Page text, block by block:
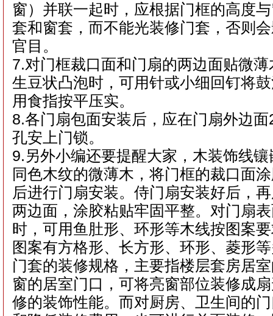
窗）并联一起时，应根据门框的高度
套和窗套，而不能光装修门套，否则
官目。
7.对门框裁口面和门扇的两边面贴微
生豆状凸泡时，可用针或小细回钉将
用食指按平压实。
8.各门扇包面安装后，应在门扇外边
孔安上门锁。
9.另外小编还要提醒大家，木装饰线
同色木纹的微薄木，将门框的裁口面
后进行门扇安装。侍门扇安装好后，
两边面，涂胶粘贴牢固平整。对门扇
时，可用鱼肚形、环形等木线按图案
图案有方格形、长方形、环形、菱形
门套的装修规格，主要指楼层套房居
窗的居室门口，可将亮窗部位装修成
修的装饰性能。而对厨房、卫生间的